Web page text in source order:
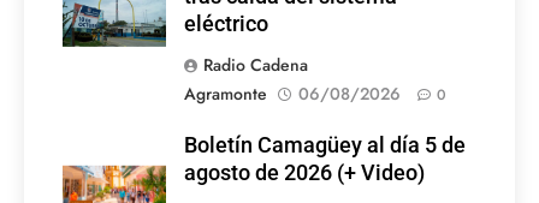
eléctrico
Radio Cadena
Agramonte
06/08/2026 0
Boletín Camagüey al día 5 de
agosto de 2026 (+ Video)